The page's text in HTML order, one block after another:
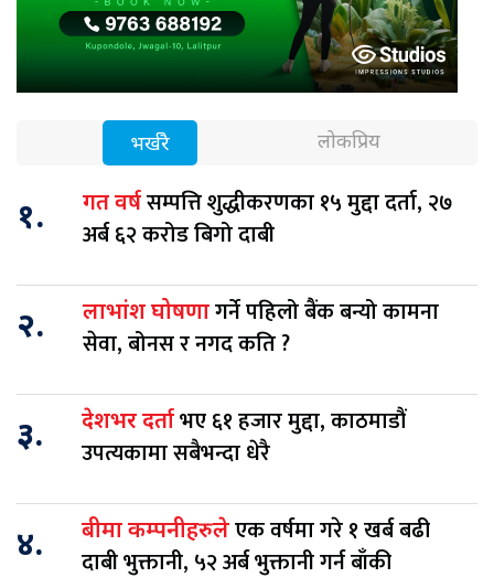
भर्खरै लोकप्रिय
१. गत वर्षसम्पत्ति शुद्धीकरणका १५ मुद्दा दर्ता, २७
अर्ब ६२ करोड बिगो दाबी
२. लाभांश घोषणागर्ने पहिलो बैंक बन्यो कामना
सेवा, बोनस र नगद कति ?
३. देशभर दर्ताभए ६१ हजार मुद्दा, काठमाडौं
उपत्यकामा सबैभन्दा धेरै
४. बीमा कम्पनीहरुलेएक वर्षमा गरे १ खर्ब बढी
दाबी भुक्तानी, ५२ अर्ब भुक्तानी गर्न बाँकी